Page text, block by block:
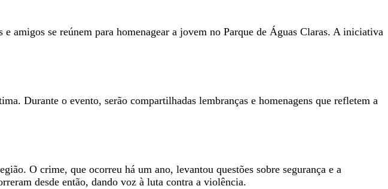
amigos se reúnem para homenagear a jovem no Parque de Águas Claras. A iniciativa
Durante o evento, serão compartilhadas lembranças e homenagens que refletem a
O crime, que ocorreu há um ano, levantou questões sobre segurança e a
desde então, dando voz à luta contra a violência.